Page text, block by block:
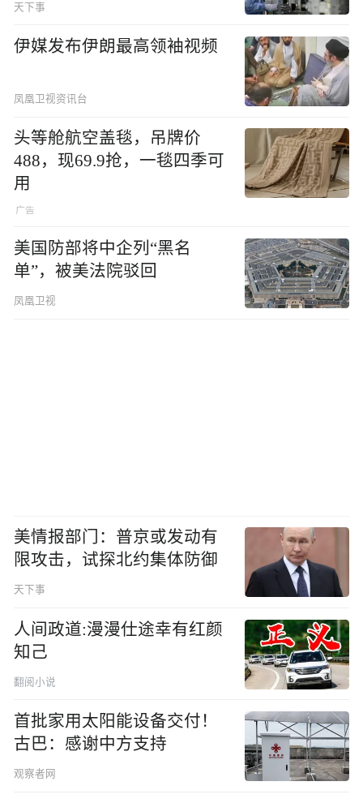
天下事
伊媒发布伊朗最高领袖视频
凤凰卫视资讯台
头等舱航空盖毯，吊牌价
488，现69.9抢，一毯四季可
用
美国防部将中企列“黑名
单”，被美法院驳回
凤凰卫视
美情报部门：普京或发动有
限攻击，试探北约集体防御
天下事
人间政道:漫漫仕途幸有红颜
知己
翻阅小说
首批家用太阳能设备交付！
古巴：感谢中方支持
观察者网